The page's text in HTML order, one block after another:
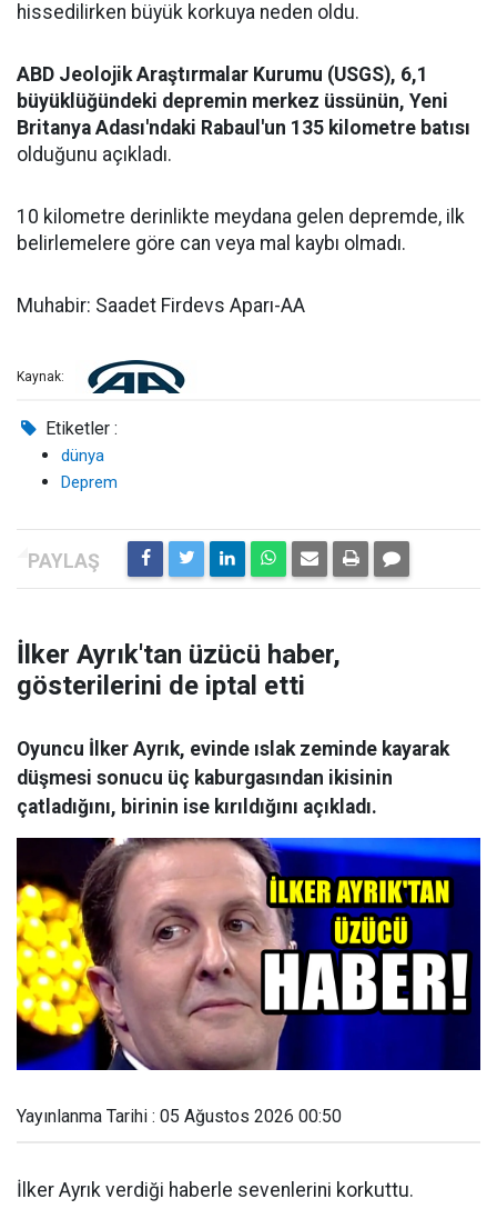
hissedilirken büyük korkuya neden oldu.
ABD Jeolojik Araştırmalar Kurumu (USGS), 6,1
büyüklüğündeki depremin merkez üssünün, Yeni
Britanya Adası'ndaki Rabaul'un 135 kilometre batısı
olduğunu açıkladı.
10 kilometre derinlikte meydana gelen depremde, ilk
belirlemelere göre can veya mal kaybı olmadı.
Muhabir: Saadet Firdevs Aparı-AA
Kaynak:
Etiketler :
dünya
Deprem
İlker Ayrık'tan üzücü haber,
gösterilerini de iptal etti
Oyuncu İlker Ayrık, evinde ıslak zeminde kayarak
düşmesi sonucu üç kaburgasından ikisinin
çatladığını, birinin ise kırıldığını açıkladı.
Yayınlanma Tarihi : 05 Ağustos 2026 00:50
İlker Ayrık verdiği haberle sevenlerini korkuttu.